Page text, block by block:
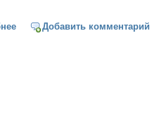
о Гимн Преображенцев
Добавить комментарий